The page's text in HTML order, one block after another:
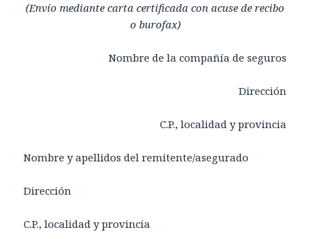
(Envío mediante carta certificada con acuse de recibo
o burofax)
Nombre de la compañía de seguros
Dirección
C.P., localidad y provincia
Nombre y apellidos del remitente/asegurado
Dirección
C.P., localidad y provincia